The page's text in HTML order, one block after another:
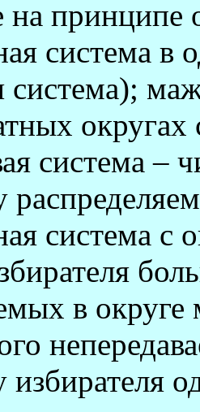
на принципе
система в
система –
система с
в округе
избирателя